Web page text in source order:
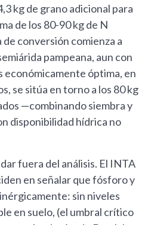
kg de grano adicional para
de los 80-90 kg de N
conversión comienza a
pampeana, aun con
económicamente óptima, en
se sitúa en torno a los 80 kg
—combinando siembra y
disponibilidad hídrica no
fuera del análisis. El INTA
en señalar que fósforo y
sin niveles
en suelo, (el umbral crítico